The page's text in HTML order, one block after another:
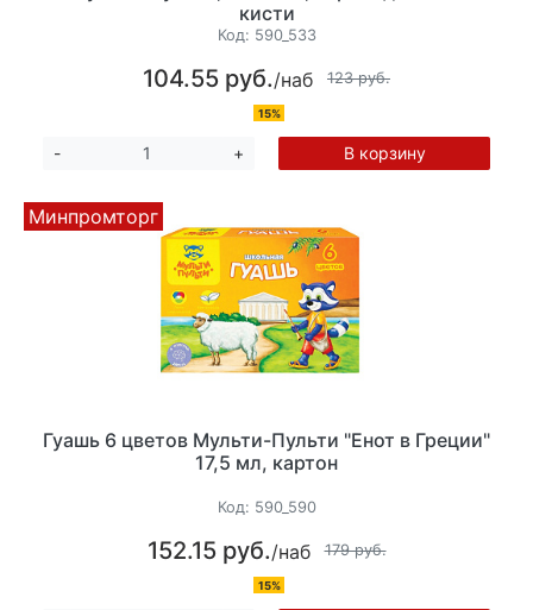
кисти
Код: 590_533
104.55 руб./наб 123 руб.
15%
- + В корзину
Минпромторг
Гуашь 6 цветов Мульти-Пульти "Енот в Греции"
17,5 мл, картон
Код: 590_590
152.15 руб./наб 179 руб.
15%